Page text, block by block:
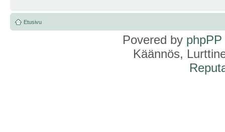
Etusivu
Povered by phpPP
Käännös,